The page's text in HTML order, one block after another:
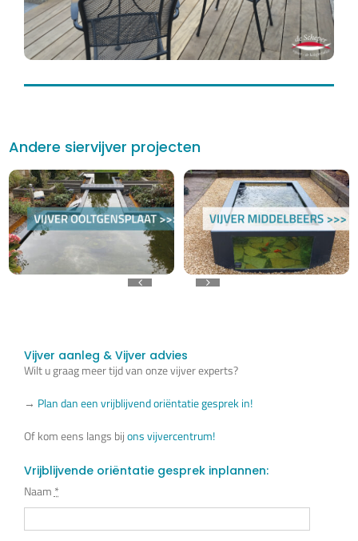
Andere siervijver projecten
Vijver aanleg & Vijver advies
Wilt u graag meer tijd van onze vijver experts?
→ Plan dan een vrijblijvend oriëntatie gesprek in!
Of kom eens langs bijons vijvercentrum!
Vrijblijvende oriëntatie gesprek inplannen:
Naam *